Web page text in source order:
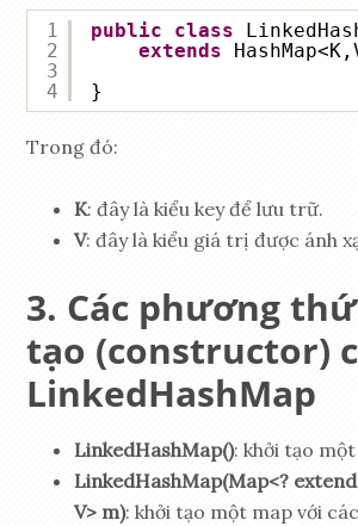
1
2
3
4
public class
extends
}
Trong đó:
K: đây là kiểu key để lưu trữ.
V: đây là kiểu giá trị được ánh
Các phương
tạo (constructor)
LinkedHashMap
LinkedHashMap(): khởi tạo
LinkedHashMap(Map<?
V> m): khởi tạo một map với